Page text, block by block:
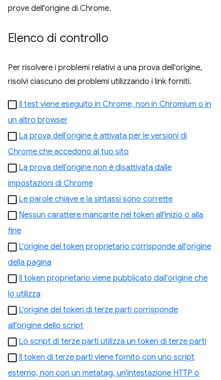
prove dell'origine di Chrome.
Elenco di controllo
Per risolvere i problemi relativi a una prova dell'origine,
risolvi ciascuno dei problemi utilizzando i link forniti.
Il test viene eseguito in Chrome, non in Chromium o in
un altro browser
La prova dell'origine è attivata per le versioni di
Chrome che accedono al tuo sito
La prova dell'origine non è disattivata dalle
impostazioni di Chrome
Le parole chiave e la sintassi sono corrette
Nessun carattere mancante nel token all'inizio o alla
fine
L'origine del token proprietario corrisponde all'origine
della pagina
Il token proprietario viene pubblicato dall'origine che
lo utilizza
L'origine del token di terze parti corrisponde
all'origine dello script
Lo script di terze parti utilizza un token di terze parti
Il token di terze parti viene fornito con uno script
esterno, non con un metatag, un'intestazione HTTP o